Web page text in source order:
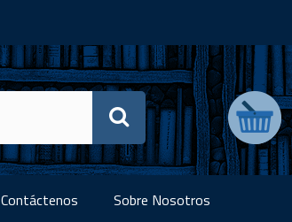
Contáctenos Sobre Nosotros